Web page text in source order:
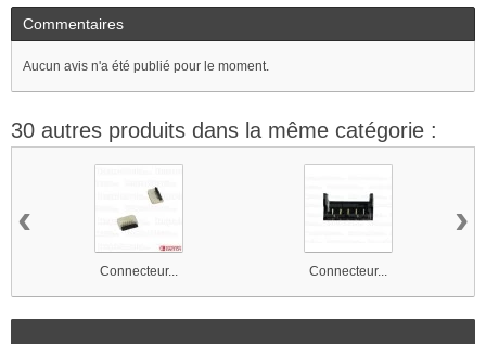
Commentaires
Aucun avis n'a été publié pour le moment.
30 autres produits dans la même catégorie :
Connecteur... Connecteur...
‹ ›